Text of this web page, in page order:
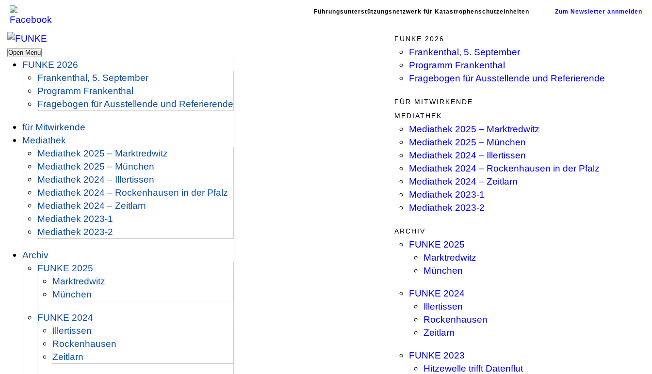
Führungsunterstützungsnetzwerk für Katastrophenschutzeinheiten Zum Newsletter annmelden
Open Menu
FUNKE 2026
Frankenthal, 5. September
Programm Frankenthal
Fragebogen für Ausstellende und Referierende
für Mitwirkende
Mediathek
Mediathek 2025 – Marktredwitz
Mediathek 2025 – München
Mediathek 2024 – Illertissen
Mediathek 2024 – Rockenhausen in der Pfalz
Mediathek 2024 – Zeitlarn
Mediathek 2023-1
Mediathek 2023-2
Archiv
FUNKE 2025
Marktredwitz
München
FUNKE 2024
Illertissen
Rockenhausen
Zeitlarn
FUNKE 2026
Frankenthal, 5. September
Programm Frankenthal
Fragebogen für Ausstellende und Referierende
FÜR MITWIRKENDE
MEDIATHEK
Mediathek 2025 – Marktredwitz
Mediathek 2025 – München
Mediathek 2024 – Illertissen
Mediathek 2024 – Rockenhausen in der Pfalz
Mediathek 2024 – Zeitlarn
Mediathek 2023-1
Mediathek 2023-2
ARCHIV
FUNKE 2025
Marktredwitz
München
FUNKE 2024
Illertissen
Rockenhausen
Zeitlarn
FUNKE 2023
Hitzewelle trifft Datenflut